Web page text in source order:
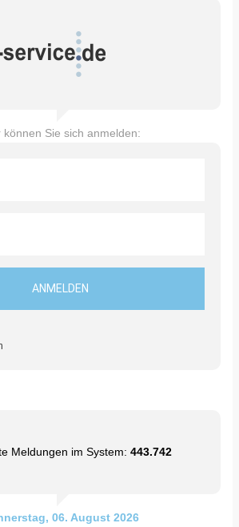
können Sie sich anmelden:
Meldungen im System: 443.742
06. August 2026